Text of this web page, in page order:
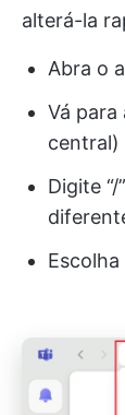
alterá-la
Abra o
Vá para
central)
Digite